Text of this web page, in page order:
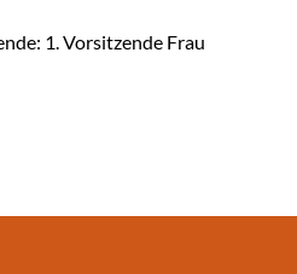
1. Vorsitzende Frau